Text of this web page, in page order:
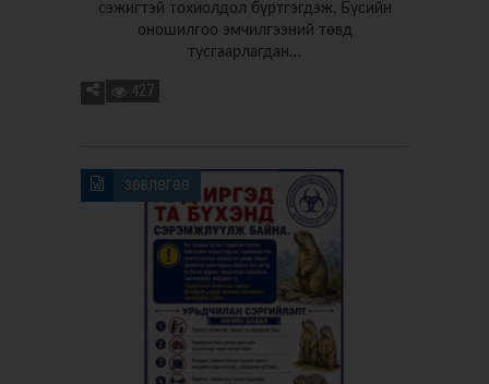
сэжигтэй тохиолдол бүртгэгдэж, Бүсийн
оношилгоо эмчилгээний төвд
тусгаарлагдан…
427
ЗӨВЛӨГӨӨ